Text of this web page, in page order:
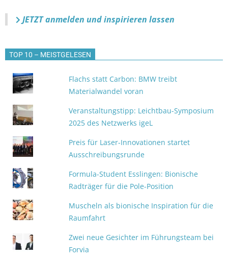
JETZT anmelden und inspirieren lassen
TOP 10 – MEISTGELESEN
Flachs statt Carbon: BMW treibt
Materialwandel voran
Veranstaltungstipp: Leichtbau-Symposium
2025 des Netzwerks igeL
Preis für Laser-Innovationen startet
Ausschreibungsrunde
Formula-Student Esslingen: Bionische
Radträger für die Pole-Position
Muscheln als bionische Inspiration für die
Raumfahrt
Zwei neue Gesichter im Führungsteam bei
Forvia